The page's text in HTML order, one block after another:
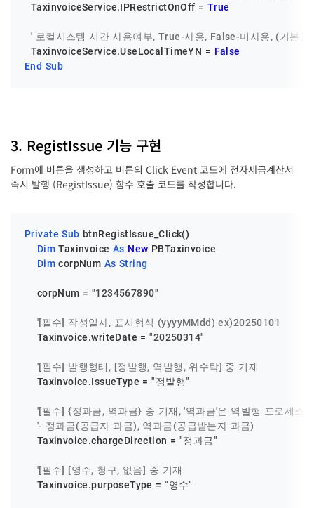
  TaxinvoiceService.IPRestrictOnOff =
True
' 로컬시스템 시간 사용여부, True-사용, False-미사용, (기본값
  TaxinvoiceService.UseLocalTimeYN =
False
End Sub
3. RegistIssue 기능 구현
Form에 버튼을 생성하고 버튼의 Click Event 코드에 전자세금계산서
즉시 발행 (RegistIssue) 함수 호출 코드를 작성합니다.
Private Sub btnRegistIssue_Click()
Dim Taxinvoice As New PBTaxinvoice
Dim corpNum As String
    corpNum =
"1234567890"
'[필수] 작성일자, 표시형식 (yyyyMMdd) ex)20250101
    Taxinvoice.writeDate =
"20250314"
'[필수] 발행형태, [정발행, 역발행, 위수탁] 중 기재
    Taxinvoice.IssueType =
"정발행"
'[필수] {정과금, 역과금} 중 기재, '역과금'은 역발행 프로세스
'- 정과금(공급자 과금), 역과금(공급받는자 과금)
    Taxinvoice.chargeDirection =
"정과금"
'[필수] [영수, 청구, 없음] 중 기재
    Taxinvoice.purposeType =
"영수"